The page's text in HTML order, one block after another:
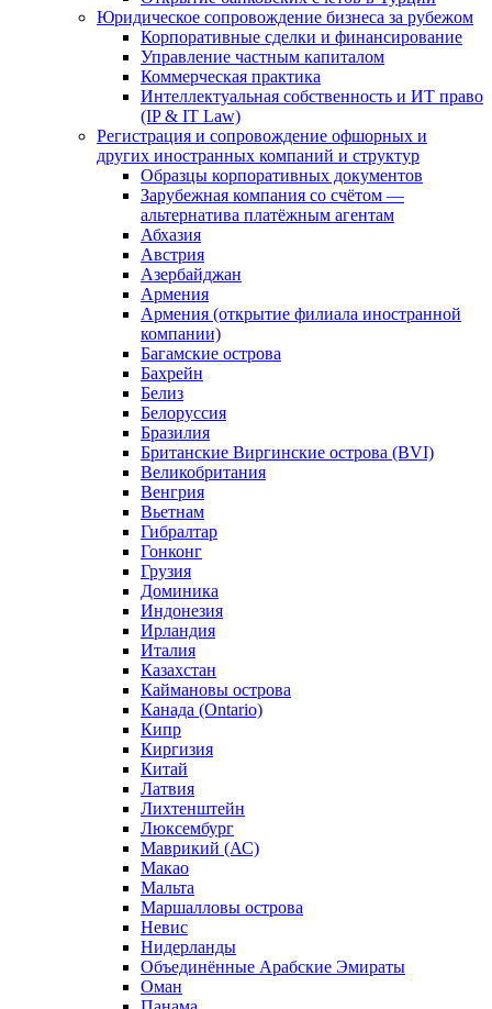
Юридическое сопровождение бизнеса за рубежом
Корпоративные сделки и финансирование
Управление частным капиталом
Коммерческая практика
Интеллектуальная собственность и ИТ право
(IP & IT Law)
Регистрация и сопровождение офшорных и
других иностранных компаний и структур
Образцы корпоративных документов
Зарубежная компания со счётом —
альтернатива платёжным агентам
Абхазия
Австрия
Азербайджан
Армения
Армения (открытие филиала иностранной
компании)
Багамские острова
Бахрейн
Белиз
Белоруссия
Бразилия
Британские Виргинские острова (BVI)
Великобритания
Венгрия
Вьетнам
Гибралтар
Гонконг
Грузия
Доминика
Индонезия
Ирландия
Италия
Казахстан
Каймановы острова
Канада (Ontario)
Кипр
Киргизия
Китай
Латвия
Лихтенштейн
Люксембург
Маврикий (АС)
Макао
Мальта
Маршалловы острова
Нeвис
Нидерланды
Объединённые Арабские Эмираты
Оман